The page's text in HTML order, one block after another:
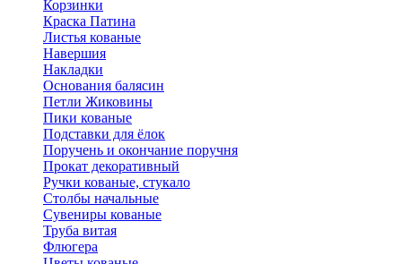
Корзинки
Краска Патина
Листья кованые
Навершия
Накладки
Основания балясин
Петли Жиковины
Пики кованые
Подставки для ёлок
Поручень и окончание поручня
Прокат декоративный
Ручки кованые, стукало
Столбы начальные
Сувениры кованые
Труба витая
Флюгера